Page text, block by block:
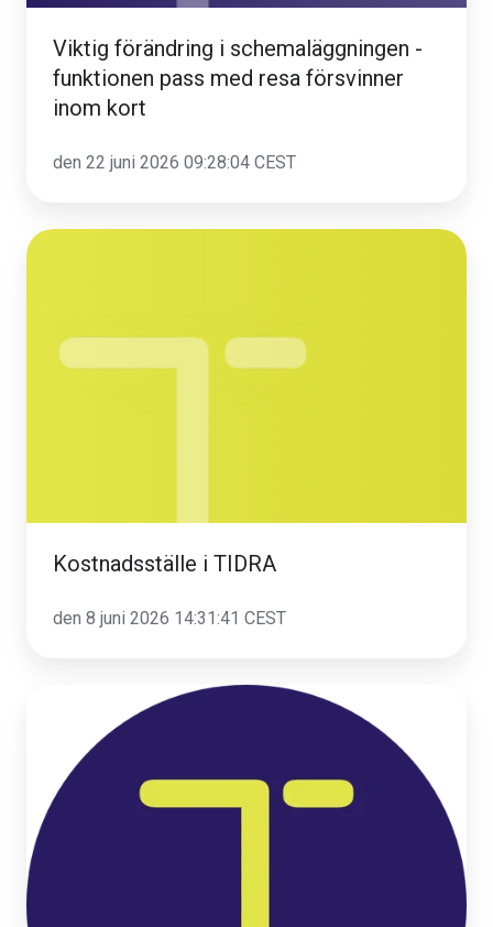
försvinner
inom
kort
Viktig förändring i schemaläggningen -
funktionen pass med resa försvinner
inom kort
den 22 juni 2026 09:28:04 CEST
Kostnadsställe
Kostnadsställe i TIDRA
den 8 juni 2026 14:31:41 CEST
Sommaröppetider